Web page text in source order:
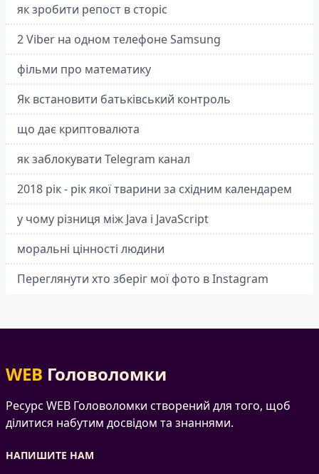
як зробити репост в сторіс
2 Viber на одном телефоне Samsung
фільми про математику
Як встановити батьківський контроль
що дає криптовалюта
як заблокувати Telegram канал
2018 рік - рік якої тварини за східним календарем
у чому різниця між Java і JavaScript
моральні цінності людини
Переглянути хто зберіг мої фото в Instagram
WEB Головоломки
Ресурс WEB Головоломки створений для того, щоб
ділитися набутим досвідом та знаннями.
НАПИШИТЕ НАМ